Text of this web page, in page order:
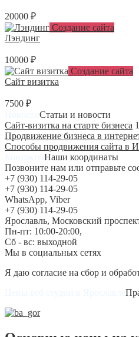
20000 ₽
Создание сайта
Лэндинг
10000 ₽
Создание сайта
Сайт визитка
7500 ₽
Статьи и новости
Сайт-визитка на старте бизнеса
Продвижение бизнеса в
Способы продвижения сайта в
Наши координаты
Позвоните нам или отправьте
+7 (930) 114-29-05
+7 (930) 114-29-05
WhatsApp, Viber
+7 (930) 114-29-05
Ярославль, Московский
Пн-пт: 10:00-20:00,
Сб - вс: выходной
Мы в социальных сетях
Я даю согласие на сбор и